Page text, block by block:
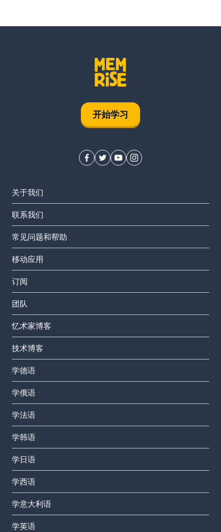
开始学习
关于我们
联系我们
常见问题和帮助
移动应用
订阅
团队
忆术家博客
技术博客
学德语
学俄语
学法语
学韩语
学日语
学西语
学意大利语
学英语